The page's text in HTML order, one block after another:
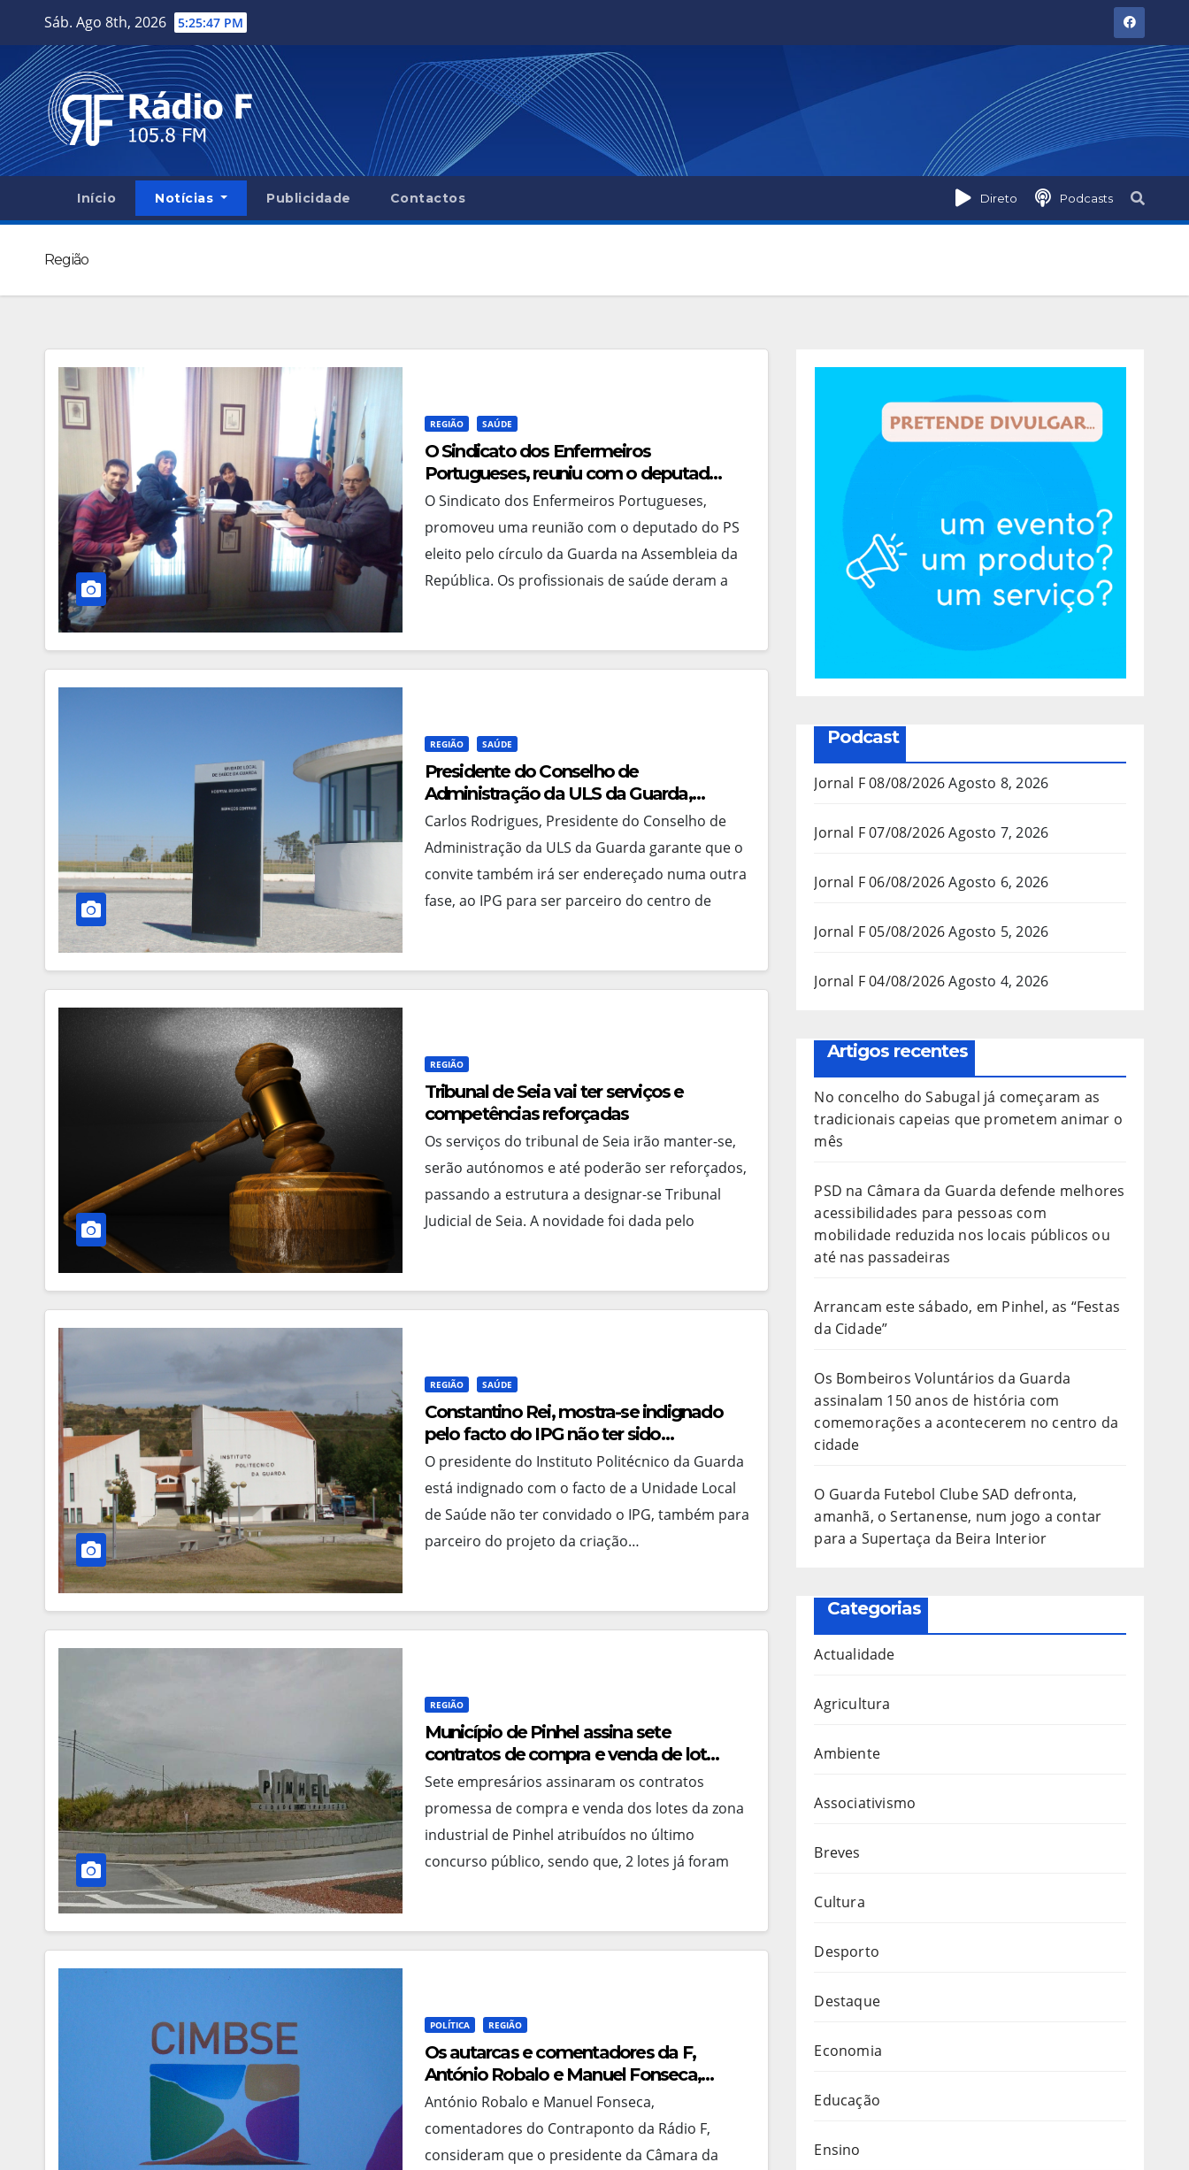
content
Sáb. Ago 8th, 2026 5:25:48 PM
Direto Podcasts
Início Notícias Publicidade Contactos
Região
REGIÃO SAÚDE
O Sindicato dos Enfermeiros
Portugueses, reuniu com o deputado
Santinho Pacheco, para dar a
conhecer os problemas que afectam
a classe
O Sindicato dos Enfermeiros Portugueses,
promoveu uma reunião com o deputado do PS
eleito pelo círculo da Guarda na Assembleia da
República. Os profissionais de saúde deram a
REGIÃO SAÚDE
Presidente do Conselho de
Administração da ULS da Guarda,
garante que o convite também irá ser
endereçado numa outra fase ao IPG,
para ser parceiro do centro de
estudos e de investigação em
doenças pulmonares
Carlos Rodrigues, Presidente do Conselho de
Administração da ULS da Guarda garante que o
convite também irá ser endereçado numa outra
fase, ao IPG para ser parceiro do centro de
REGIÃO
Tribunal de Seia vai ter serviços e
competências reforçadas
Os serviços do tribunal de Seia irão manter-se,
serão autónomos e até poderão ser reforçados,
passando a estrutura a designar-se Tribunal
Judicial de Seia. A novidade foi dada pelo
REGIÃO SAÚDE
Constantino Rei, mostra-se indignado
pelo facto do IPG não ter sido
convidado pela da ULS da Guarda,
para parceiro do projeto da criação
de um centro de estudos e de
investigação em doenças
pulmonares
O presidente do Instituto Politécnico da Guarda
está indignado com o facto de a Unidade Local
de Saúde não ter convidado o IPG, também para
parceiro do projeto da criação…
REGIÃO
Município de Pinhel assina sete
contratos de compra e venda de lotes
para instalação de empresas na zona
industrial daquela cidade
Sete empresários assinaram os contratos
promessa de compra e venda dos lotes da zona
industrial de Pinhel atribuídos no último
concurso público, sendo que, 2 lotes já foram
POLÍTICA REGIÃO
Os autarcas e comentadores da F,
António Robalo e Manuel Fonseca,
consideram que Álvaro Amaro tinha
condições para ser o presidente da
CIM Beiras e Serra da Estrela
António Robalo e Manuel Fonseca,
comentadores do Contraponto da Rádio F,
consideram que o presidente da Câmara da
Podcast
Jornal F 08/08/2026Agosto 8, 2026
Jornal F 07/08/2026Agosto 7, 2026
Jornal F 06/08/2026Agosto 6, 2026
Jornal F 05/08/2026Agosto 5, 2026
Jornal F 04/08/2026Agosto 4, 2026
Artigos recentes
No concelho do Sabugal já começaram as
tradicionais capeias que prometem animar o
mês
PSD na Câmara da Guarda defende melhores
acessibilidades para pessoas com
mobilidade reduzida nos locais públicos ou
até nas passadeiras
Arrancam este sábado, em Pinhel, as “Festas
da Cidade”
Os Bombeiros Voluntários da Guarda
assinalam 150 anos de história com
comemorações a acontecerem no centro da
cidade
O Guarda Futebol Clube SAD defronta,
amanhã, o Sertanense, num jogo a contar
para a Supertaça da Beira Interior
Categorias
Actualidade
Agricultura
Ambiente
Associativismo
Breves
Cultura
Desporto
Destaque
Economia
Educação
Ensino